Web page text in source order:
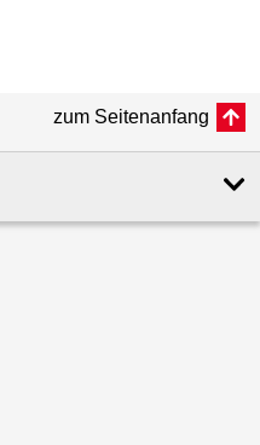
zum Seitenanfang